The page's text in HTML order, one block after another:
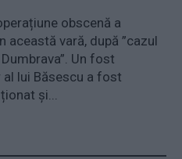
obscenă a
această vară, după ”cazul
Un fost
al lui Băsescu a fost
și...